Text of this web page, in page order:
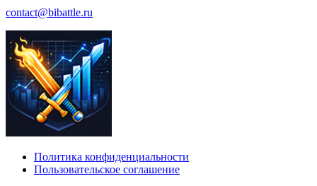
contact@bibattle.ru
Политика конфиденциальности
Пользовательское соглашение